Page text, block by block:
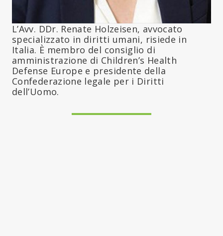
L’Avv. DDr. Renate Holzeisen, avvocato
specializzato in diritti umani, risiede in
Italia. È membro del consiglio di
amministrazione di Children’s Health
Defense Europe e presidente della
Confederazione legale per i Diritti
dell’Uomo.